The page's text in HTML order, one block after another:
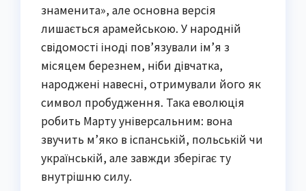
знаменита», але основна версія
лишається арамейською. У народній
свідомості іноді пов’язували ім’я з
місяцем березнем, ніби дівчатка,
народжені навесні, отримували його як
символ пробудження. Така еволюція
робить Марту універсальним: вона
звучить м’яко в іспанській, польській чи
українській, але завжди зберігає ту
внутрішню силу.